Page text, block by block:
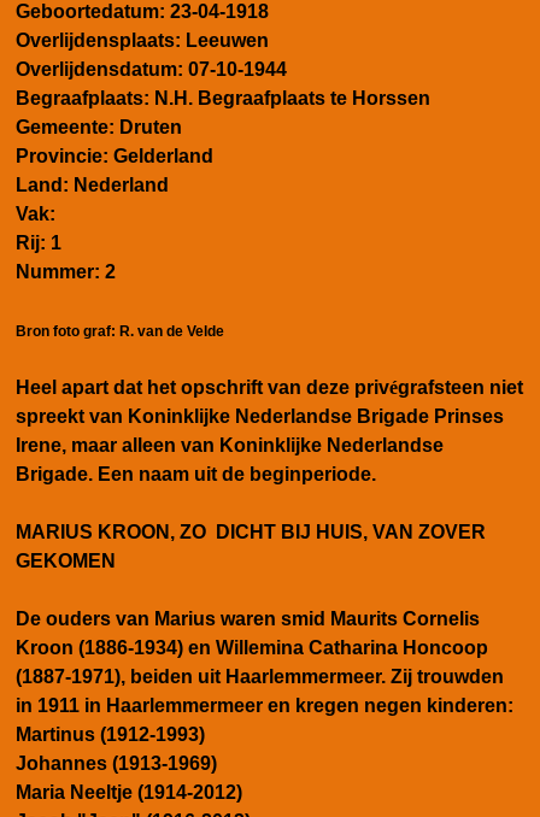
Geboortedatum: 23-04-1918
Overlijdensplaats: Leeuwen
Overlijdensdatum: 07-10-1944
Begraafplaats: N.H. Begraafplaats te Horssen
Gemeente: Druten
Provincie: Gelderland
Land: Nederland
Vak:
Rij: 1
Nummer: 2
Bron foto graf: R. van de Velde
Heel apart dat het opschrift van deze privégrafsteen niet
spreekt van Koninklijke Nederlandse Brigade Prinses
Irene, maar alleen van Koninklijke Nederlandse
Brigade. Een naam uit de beginperiode.
MARIUS KROON, ZO DICHT BIJ HUIS, VAN ZOVER
GEKOMEN
De ouders van Marius waren smid Maurits Cornelis
Kroon (1886-1934) en Willemina Catharina Honcoop
(1887-1971), beiden uit Haarlemmermeer. Zij trouwden
in 1911 in Haarlemmermeer en kregen negen kinderen:
Martinus (1912-1993)
Johannes (1913-1969)
Maria Neeltje (1914-2012)